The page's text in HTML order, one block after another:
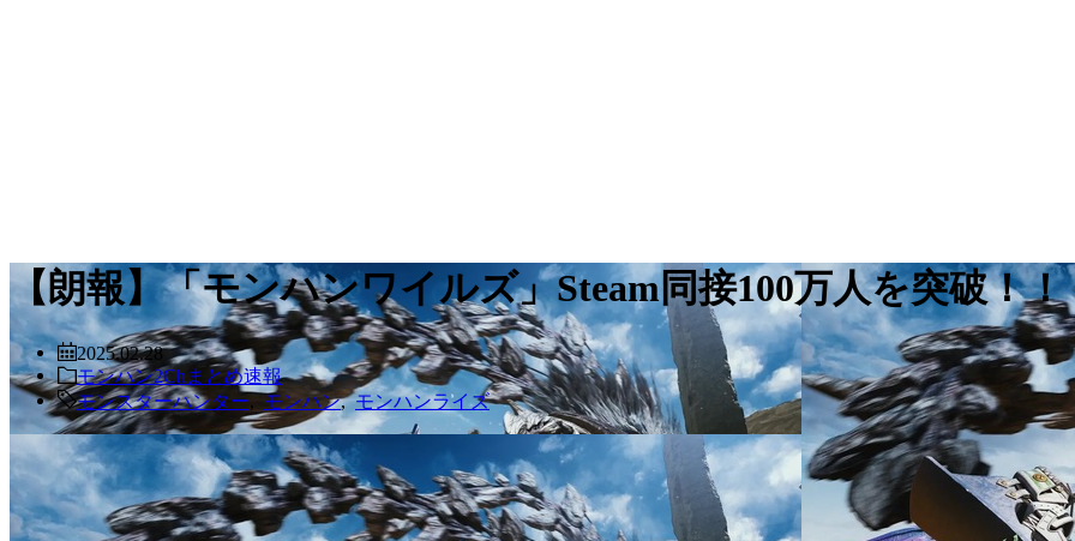
【朗報】「モンハンワイルズ」Steam同接100万人を突破！！
2025.02.28
モンハン2Chまとめ速報
モンスターハンター,モンハン,モンハンライズ